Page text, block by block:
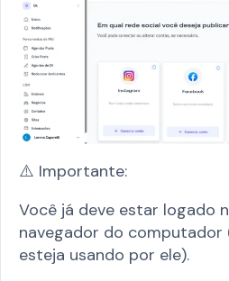
⚠️ Importante:
Você já deve estar logado
navegador do computador
esteja usando por ele).